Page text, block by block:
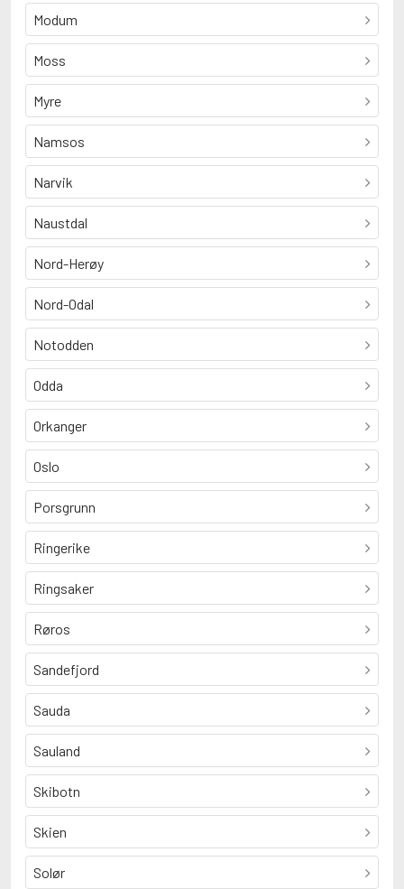
Modum
Moss
Myre
Namsos
Narvik
Naustdal
Nord-Herøy
Nord-Odal
Notodden
Odda
Orkanger
Oslo
Porsgrunn
Ringerike
Ringsaker
Røros
Sandefjord
Sauda
Sauland
Skibotn
Skien
Solør